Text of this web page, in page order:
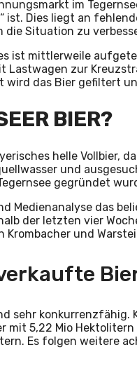
im
ist. Dies liegt an
die Situation zu
ist mittlerweile
Lastwagen zur
wird das Bier gefiltert
BIER?
helle Vollbier,
und
gegründet
Medienanalyse das
der letzten vier
und
sehr konkurrenzfähig.
5,22 Mio
Es folgen weitere